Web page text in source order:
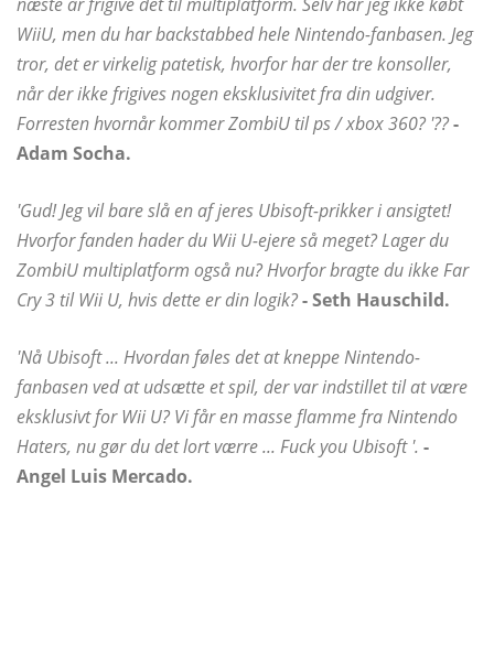
WiiU, men du har backstabbed hele Nintendo-fanbasen. Jeg
tror, ​​det er virkelig patetisk, hvorfor har der tre konsoller,
når der ikke frigives nogen eksklusivitet fra din udgiver.
Forresten hvornår kommer ZombiU til ps / xbox 360? '??-
Adam Socha.
'Gud! Jeg vil bare slå en af ​​jeres Ubisoft-prikker i ansigtet!
Hvorfor fanden hader du Wii U-ejere så meget? Lager du
ZombiU multiplatform også nu? Hvorfor bragte du ikke Far
Cry 3 til Wii U, hvis dette er din logik?- Seth Hauschild.
'Nå Ubisoft ... Hvordan føles det at kneppe Nintendo-
fanbasen ved at udsætte et spil, der var indstillet til at være
eksklusivt for Wii U? Vi får en masse flamme fra Nintendo
Haters, nu gør du det lort værre ... Fuck you Ubisoft '. -
Angel Luis Mercado.